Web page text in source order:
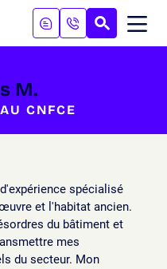
M.
CNFCE
spécialisé
et l'habitat ancien.
du bâtiment et
mes
du secteur. Mon